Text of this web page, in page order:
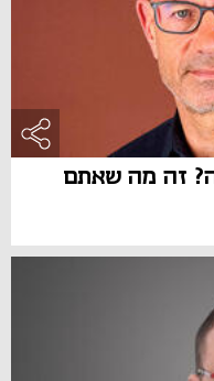
זה מה שאתם